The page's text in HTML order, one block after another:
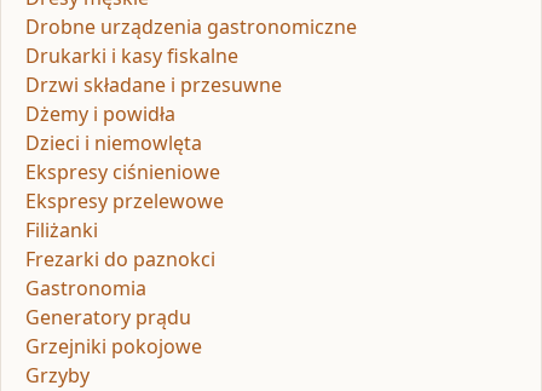
Drobne urządzenia gastronomiczne
Drukarki i kasy fiskalne
Drzwi składane i przesuwne
Dżemy i powidła
Dzieci i niemowlęta
Ekspresy ciśnieniowe
Ekspresy przelewowe
Filiżanki
Frezarki do paznokci
Gastronomia
Generatory prądu
Grzejniki pokojowe
Grzyby